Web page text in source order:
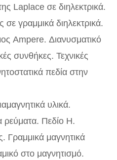
Laplace σε διηλεκτρικά.
σε γραμμικά διηλεκτρικά.
Ampere. Διανυσματικό
συνθήκες. Τεχνικές
πεδία στην
υλικά.
Πεδίο H.
Γραμμικά μαγνητικά
στο μαγνητισμό.